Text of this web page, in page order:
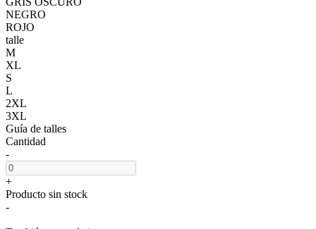
NEGRO
ROJO
talle
M
XL
S
L
2XL
3XL
Guía de talles
Cantidad
-
+
Producto sin stock
-